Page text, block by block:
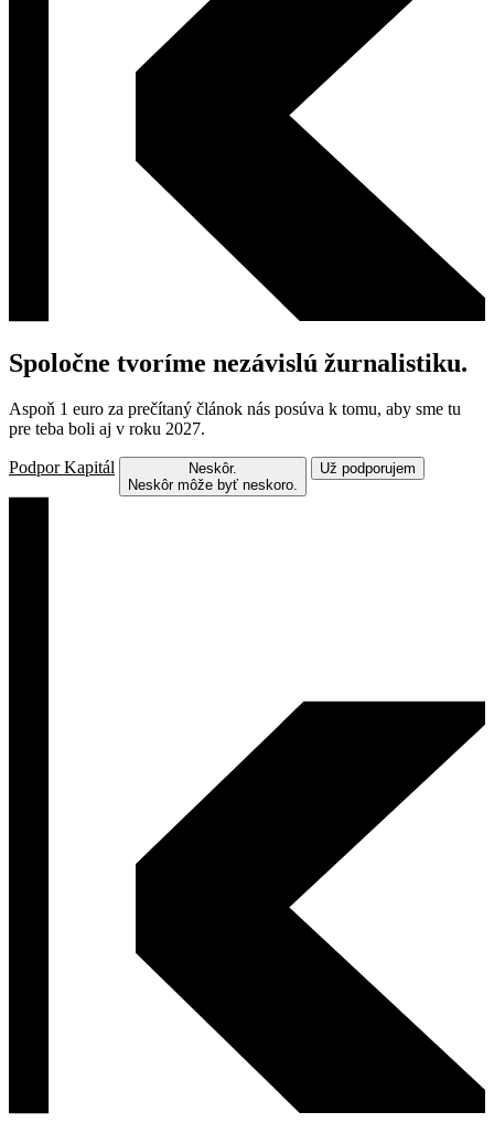
Spoločne tvoríme nezávislú žurnalistiku.
Aspoň 1 euro za prečítaný článok nás posúva k tomu, aby sme tu
pre teba boli aj v roku 2027.
Podpor Kapitál
Neskôr.
Neskôr môže byť neskoro.
Už podporujem